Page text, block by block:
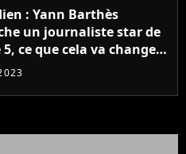
: Yann Barthès
un journaliste star de
5, ce que cela va changer